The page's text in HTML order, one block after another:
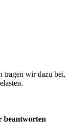
tragen wir dazu bei,
beantworten